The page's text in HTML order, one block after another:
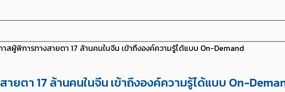
าสผู้พิการทางสายตา 17 ล้านคนในจีน เข้าถึงองค์ความรู้ได้แบบ On-Demand
ยตา 17 ล้านคนในจีน เข้าถึงองค์ความรู้ได้แบบ On-